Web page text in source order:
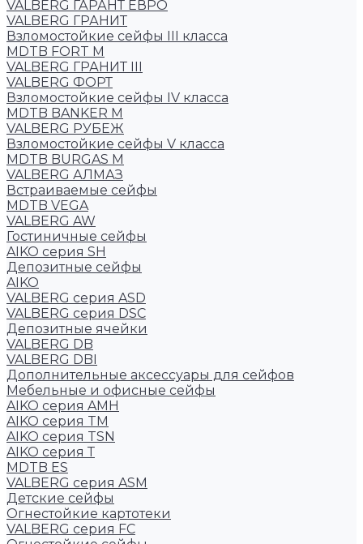
VALBERG ГАРАНТ ЕВРО
VALBERG ГРАНИТ
Взломостойкие сейфы III класса
MDTB FORT M
VALBERG ГРАНИТ III
VALBERG ФОРТ
Взломостойкие сейфы IV класса
MDTB BANKER M
VALBERG РУБЕЖ
Взломостойкие сейфы V класса
MDTB BURGAS M
VALBERG АЛМАЗ
Встраиваемые сейфы
MDTB VEGA
VALBERG AW
Гостиничные сейфы
AIKO серия SH
Депозитные сейфы
AIKO
VALBERG серия ASD
VALBERG серия DSC
Депозитные ячейки
VALBERG DB
VALBERG DBI
Дополнительные аксессуары для сейфов
Мебельные и офисные сейфы
AIKO серия AMH
AIKO серия TM
AIKO серия TSN
AIKO серия Т
MDTB ES
VALBERG серия ASM
Детские сейфы
Огнестойкие картотеки
VALBERG серия FC